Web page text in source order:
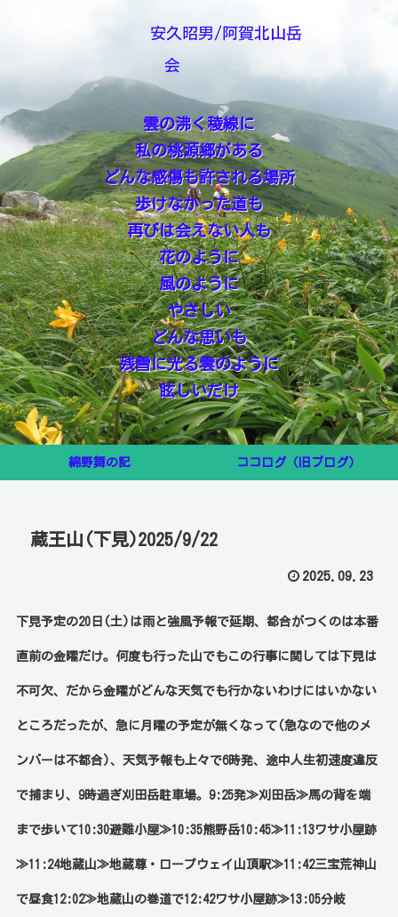
安久昭男/阿賀北山岳
会
雲の沸く稜線に
私の桃源郷がある
どんな感傷も許される場所
歩けなかった道も
再びは会えない人も
花のように
風のように
やさしい
どんな思いも
残雪に光る雲のように
眩しいだけ
綿野舞の記 ココログ（旧ブログ）
蔵王山(下見)2025/9/22
2025.09.23
下見予定の20日(土)は雨と強風予報で延期、都合がつくのは本番
直前の金曜だけ。何度も行った山でもこの行事に関しては下見は
不可欠、だから金曜がどんな天気でも行かないわけにはいかない
ところだったが、急に月曜の予定が無くなって(急なので他のメ
ンバーは不都合)、天気予報も上々で6時発、途中人生初速度違反
で捕まり、9時過ぎ刈田岳駐車場。9:25発≫刈田岳≫馬の背を端
まで歩いて10:30避難小屋≫10:35熊野岳10:45≫11:13ワサ小屋跡
≫11:24地蔵山≫地蔵尊・ロープウェイ山頂駅≫11:42三宝荒神山
で昼食12:02≫地蔵山の巻道で12:42ワサ小屋跡≫13:05分岐